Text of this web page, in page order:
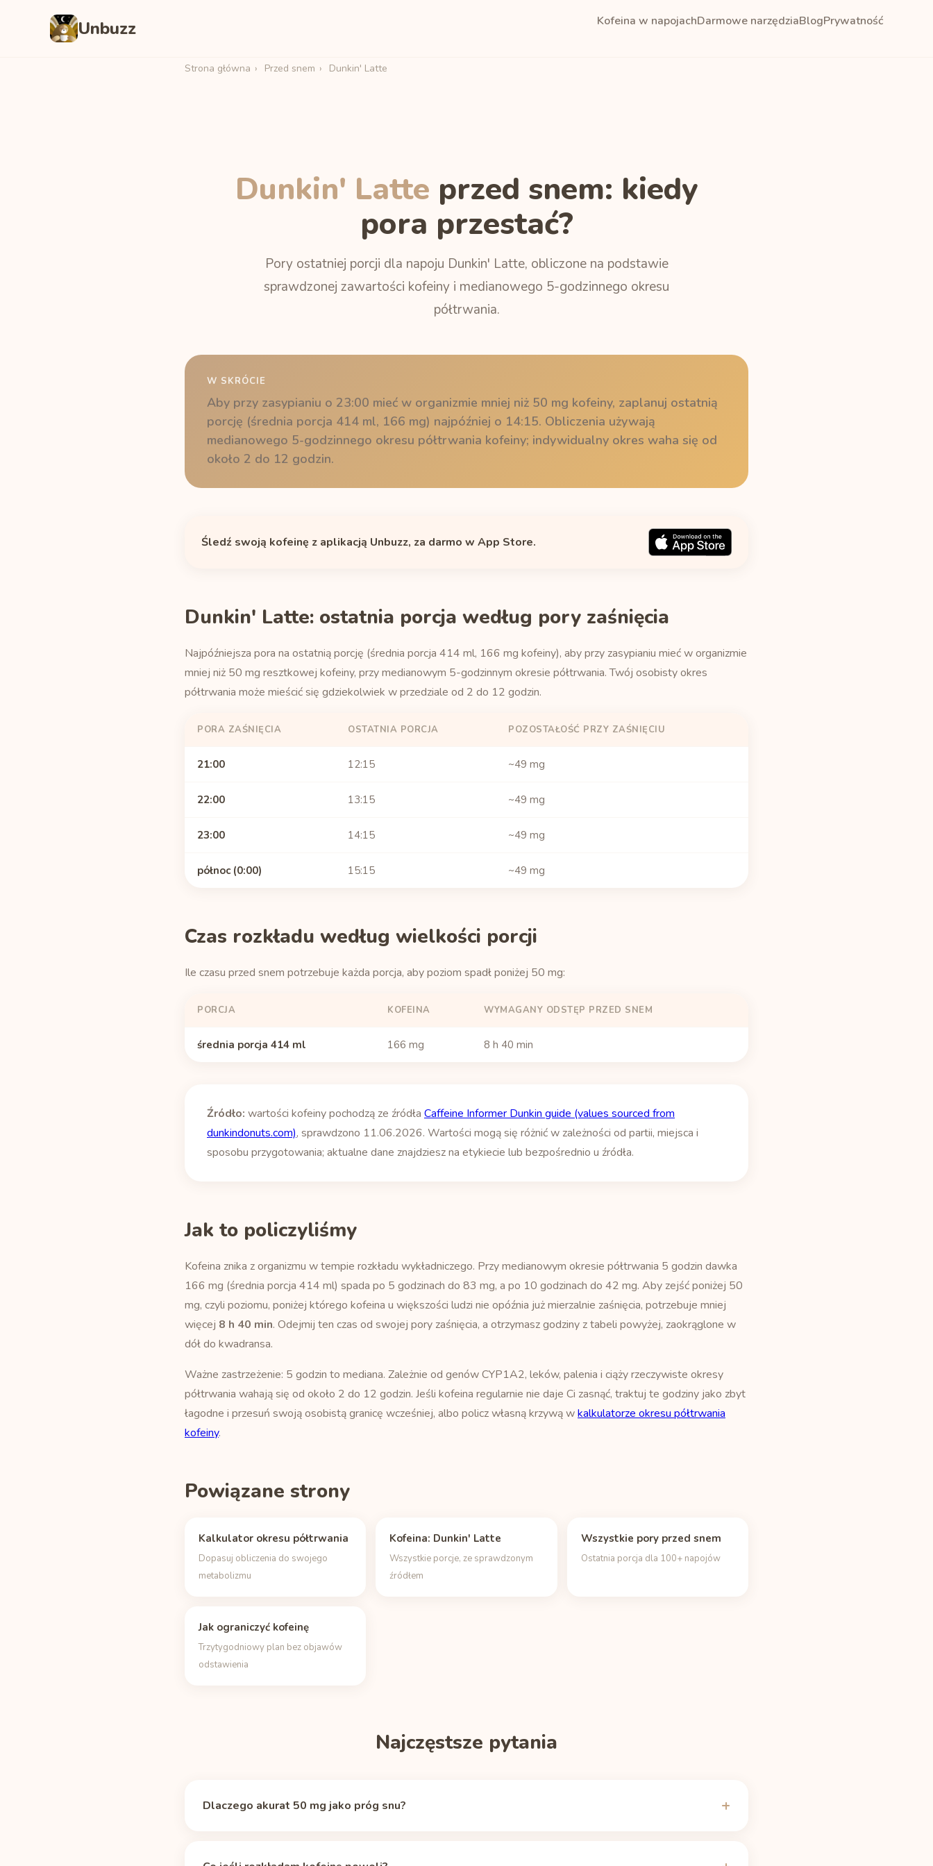
Unbuzz Kofeina w napojachDarmowe narzędziaBlogPrywatność
Strona główna › Przed snem › Dunkin' Latte
Dunkin' Latte przed snem: kiedy
pora przestać?
Pory ostatniej porcji dla napoju Dunkin' Latte, obliczone na podstawie
sprawdzonej zawartości kofeiny i medianowego 5-godzinnego okresu
półtrwania.
W SKRÓCIE
Aby przy zasypianiu o 23:00 mieć w organizmie mniej niż 50 mg kofeiny, zaplanuj ostatnią
porcję (średnia porcja 414 ml, 166 mg) najpóźniej o 14:15. Obliczenia używają
medianowego 5-godzinnego okresu półtrwania kofeiny; indywidualny okres waha się od
około 2 do 12 godzin.
Śledź swoją kofeinę z aplikacją Unbuzz, za darmo w App Store.
Dunkin' Latte: ostatnia porcja według pory zaśnięcia
Najpóźniejsza pora na ostatnią porcję (średnia porcja 414 ml, 166 mg kofeiny), aby przy zasypianiu mieć w organizmie
mniej niż 50 mg resztkowej kofeiny, przy medianowym 5-godzinnym okresie półtrwania. Twój osobisty okres
półtrwania może mieścić się gdziekolwiek w przedziale od 2 do 12 godzin.
PORA ZAŚNIĘCIA OSTATNIA PORCJA POZOSTAŁOŚĆ PRZY ZAŚNIĘCIU
21:00 12:15 ~49 mg
22:00 13:15 ~49 mg
23:00 14:15 ~49 mg
północ (0:00) 15:15 ~49 mg
Czas rozkładu według wielkości porcji
Ile czasu przed snem potrzebuje każda porcja, aby poziom spadł poniżej 50 mg:
PORCJA KOFEINA WYMAGANY ODSTĘP PRZED SNEM
średnia porcja 414 ml 166 mg 8 h 40 min
Źródło: wartości kofeiny pochodzą ze źródła Caffeine Informer Dunkin guide (values sourced from
dunkindonuts.com), sprawdzono 11.06.2026. Wartości mogą się różnić w zależności od partii, miejsca i
sposobu przygotowania; aktualne dane znajdziesz na etykiecie lub bezpośrednio u źródła.
Jak to policzyliśmy
Kofeina znika z organizmu w tempie rozkładu wykładniczego. Przy medianowym okresie półtrwania 5 godzin dawka
166 mg (średnia porcja 414 ml) spada po 5 godzinach do 83 mg, a po 10 godzinach do 42 mg. Aby zejść poniżej 50
mg, czyli poziomu, poniżej którego kofeina u większości ludzi nie opóźnia już mierzalnie zaśnięcia, potrzebuje mniej
więcej 8 h 40 min. Odejmij ten czas od swojej pory zaśnięcia, a otrzymasz godziny z tabeli powyżej, zaokrąglone w
dół do kwadransa.
Ważne zastrzeżenie: 5 godzin to mediana. Zależnie od genów CYP1A2, leków, palenia i ciąży rzeczywiste okresy
półtrwania wahają się od około 2 do 12 godzin. Jeśli kofeina regularnie nie daje Ci zasnąć, traktuj te godziny jako zbyt
łagodne i przesuń swoją osobistą granicę wcześniej, albo policz własną krzywą wkalkulatorze okresu półtrwania
kofeiny.
Powiązane strony
Kalkulator okresu półtrwania
Dopasuj obliczenia do swojego
metabolizmu
Kofeina: Dunkin' Latte
Wszystkie porcje, ze sprawdzonym
źródłem
Wszystkie pory przed snem
Ostatnia porcja dla 100+ napojów
Jak ograniczyć kofeinę
Trzytygodniowy plan bez objawów
odstawienia
Najczęstsze pytania
Dlaczego akurat 50 mg jako próg snu?